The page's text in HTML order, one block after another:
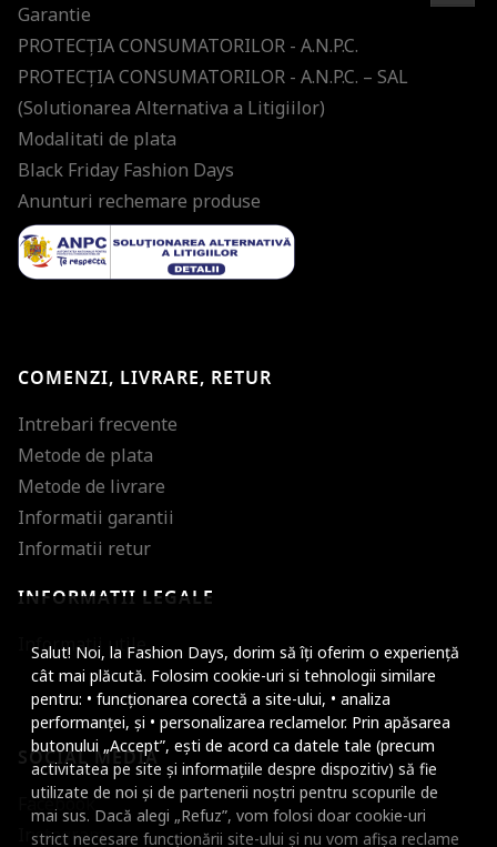
Salut! Noi, la Fashion Days, dorim să îți oferim o experiență
cât mai plăcută. Folosim cookie-uri si tehnologii similare
pentru: • funcționarea corectă a site-ului, • analiza
performanței, și • personalizarea reclamelor. Prin apăsarea
butonului „Accept”, ești de acord ca datele tale (precum
activitatea pe site și informațiile despre dispozitiv) să fie
utilizate de noi și de partenerii noștri pentru scopurile de
mai sus. Dacă alegi „Refuz”, vom folosi doar cookie-uri
strict necesare funcționării site-ului și nu vom afișa reclame
Garantie
PROTECŢIA CONSUMATORILOR - A.N.P.C.
PROTECŢIA CONSUMATORILOR - A.N.P.C. – SAL
(Solutionarea Alternativa a Litigiilor)
Modalitati de plata
Black Friday Fashion Days
Anunturi rechemare produse
COMENZI, LIVRARE, RETUR
Intrebari frecvente
Metode de plata
Metode de livrare
Informatii garantii
Informatii retur
INFORMATII LEGALE
Informatii utile
SOCIAL MEDIA
Facebook
Instagram
Micsoreaza
Mareste spatierea
Micsoreaza
Mareste inaltimea